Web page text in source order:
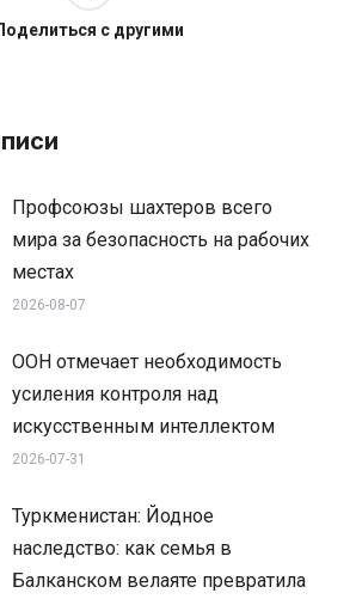
с другими
Профсоюзы шахтеров всего
мира за безопасность на рабочих
местах
2026-08-07
ООН отмечает необходимость
усиления контроля над
искусственным интеллектом
2026-07-31
Туркменистан: Йодное
наследство: как семья в
Балканском велаяте превратила